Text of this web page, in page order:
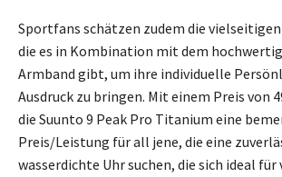
Sportfans schätzen zudem die
die es in Kombination mit dem
Armband gibt, um ihre individuelle
Ausdruck zu bringen. Mit einem Preis von
die Suunto 9 Peak Pro Titanium eine
Preis/Leistung für all jene, die eine
wasserdichte Uhr suchen, die sich ideal für